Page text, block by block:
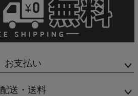
お支払い
配送・送料